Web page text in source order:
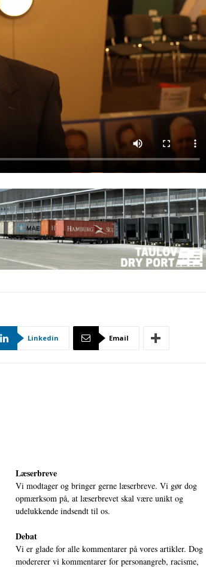
Linkedin Email
Læserbreve
Vi modtager og bringer gerne læserbreve. Vi gør dog
opmærksom på, at læserbrevet skal være unikt og
udelukkende indsendt til os.
Debat
Vi er glade for alle kommentarer på vores artikler. Dog
modererer vi kommentarer for personangreb, racisme,